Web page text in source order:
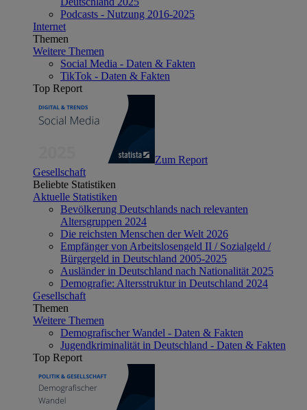
Podcasts - Nutzung 2016-2025
Internet
Themen
Weitere Themen
Social Media - Daten & Fakten
TikTok - Daten & Fakten
Top Report
Zum Report
Gesellschaft
Beliebte Statistiken
Aktuelle Statistiken
Bevölkerung Deutschlands nach relevanten
Altersgruppen 2024
Die reichsten Menschen der Welt 2026
Empfänger von Arbeitslosengeld II / Sozialgeld /
Bürgergeld in Deutschland 2005-2025
Ausländer in Deutschland nach Nationalität 2025
Demografie: Altersstruktur in Deutschland 2024
Gesellschaft
Themen
Weitere Themen
Demografischer Wandel - Daten & Fakten
Jugendkriminalität in Deutschland - Daten & Fakten
Top Report